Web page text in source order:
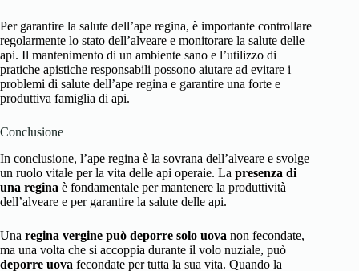
Per garantire la salute dell’ape regina, è importante controllare
regolarmente lo stato dell’alveare e monitorare la salute delle
api. Il mantenimento di un ambiente sano e l’utilizzo di
pratiche apistiche responsabili possono aiutare ad evitare i
problemi di salute dell’ape regina e garantire una forte e
produttiva famiglia di api.
Conclusione
In conclusione, l’ape regina è la sovrana dell’alveare e svolge
un ruolo vitale per la vita delle api operaie. La presenza di
una regina è fondamentale per mantenere la produttività
dell’alveare e per garantire la salute delle api.
Una regina vergine può deporre solo uova non fecondate,
ma una volta che si accoppia durante il volo nuziale, può
deporre uova fecondate per tutta la sua vita. Quando la